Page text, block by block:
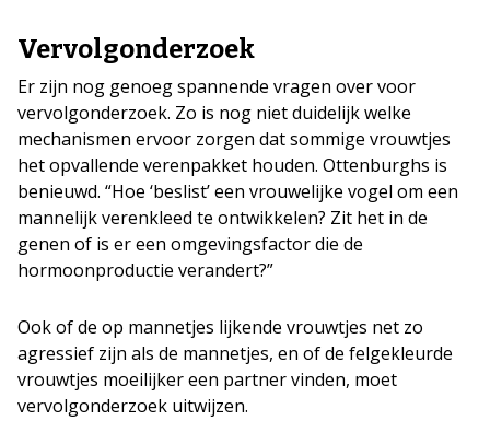
Vervolgonderzoek
Er zijn nog genoeg spannende vragen over voor
vervolgonderzoek. Zo is nog niet duidelijk welke
mechanismen ervoor zorgen dat sommige vrouwtjes
het opvallende verenpakket houden. Ottenburghs is
benieuwd. “Hoe ‘beslist’ een vrouwelijke vogel om een
mannelijk verenkleed te ontwikkelen? Zit het in de
genen of is er een omgevingsfactor die de
hormoonproductie verandert?”
Ook of de op mannetjes lijkende vrouwtjes net zo
agressief zijn als de mannetjes, en of de felgekleurde
vrouwtjes moeilijker een partner vinden, moet
vervolgonderzoek uitwijzen.